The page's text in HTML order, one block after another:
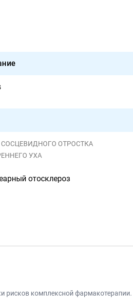
СОСЦЕВИДНОГО ОТРОСТКА
УХА
отосклероз
рисков комплексной фармакотерапии.